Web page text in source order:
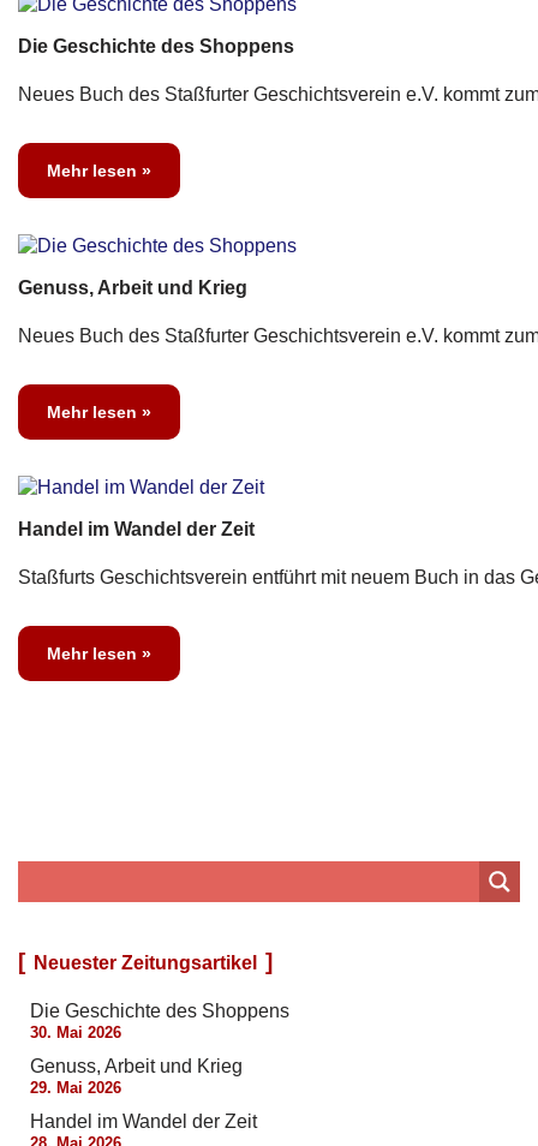
Die Geschichte des Shoppens
Neues Buch des Staßfurter Geschichtsverein e.V. kommt
Mehr lesen »
Genuss, Arbeit und Krieg
Neues Buch des Staßfurter Geschichtsverein e.V. kommt
Mehr lesen »
Handel im Wandel der Zeit
Staßfurts Geschichtsverein entführt mit neuem Buch in das
Mehr lesen »
Neuester Zeitungsartikel
Die Geschichte des Shoppens
30. Mai 2026
Genuss, Arbeit und Krieg
29. Mai 2026
Handel im Wandel der Zeit